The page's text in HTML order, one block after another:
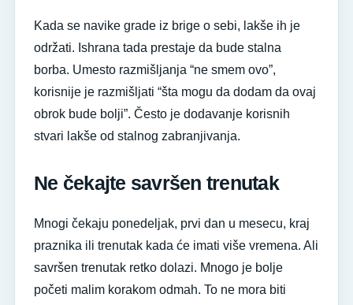
Kada se navike grade iz brige o sebi, lakše ih je
održati. Ishrana tada prestaje da bude stalna
borba. Umesto razmišljanja “ne smem ovo”,
korisnije je razmišljati “šta mogu da dodam da ovaj
obrok bude bolji”. Često je dodavanje korisnih
stvari lakše od stalnog zabranjivanja.
Ne čekajte savršen trenutak
Mnogi čekaju ponedeljak, prvi dan u mesecu, kraj
praznika ili trenutak kada će imati više vremena. Ali
savršen trenutak retko dolazi. Mnogo je bolje
početi malim korakom odmah. To ne mora biti